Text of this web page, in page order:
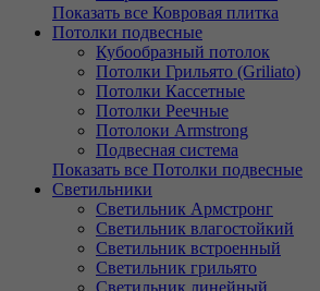
Показать все Ковровая плитка
Потолки подвесные
Кубообразный потолок
Потолки Грильято (Griliato)
Потолки Кассетные
Потолки Реечные
Потолоки Armstrong
Подвесная система
Показать все Потолки подвесные
Светильники
Светильник Армстронг
Светильник влагостойкий
Светильник встроенный
Светильник грильято
Светильник линейный